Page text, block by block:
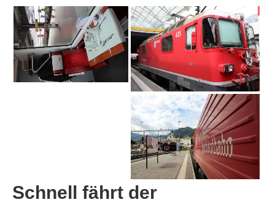
Schnell fährt der